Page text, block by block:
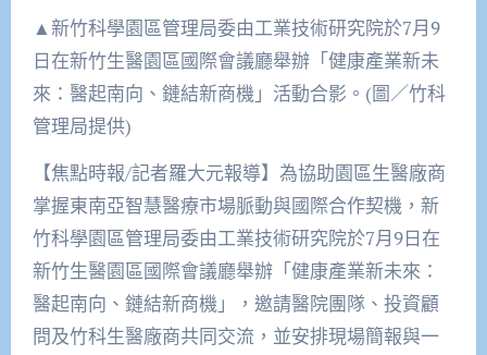
▲新竹科學園區管理局委由工業技術研究院於7月9
日在新竹生醫園區國際會議廳舉辦「健康產業新未
來：醫起南向、鏈結新商機」活動合影。(圖／竹科
管理局提供)
【焦點時報/記者羅大元報導】為協助園區生醫廠商
掌握東南亞智慧醫療市場脈動與國際合作契機，新
竹科學園區管理局委由工業技術研究院於7月9日在
新竹生醫園區國際會議廳舉辦「健康產業新未來：
醫起南向、鏈結新商機」，邀請醫院團隊、投資顧
問及竹科生醫廠商共同交流，並安排現場簡報與一